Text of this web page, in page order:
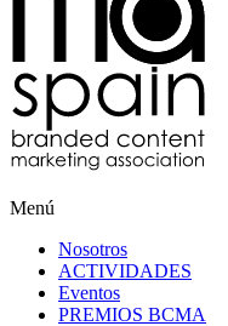
Menú
Nosotros
ACTIVIDADES
Eventos
PREMIOS BCMA